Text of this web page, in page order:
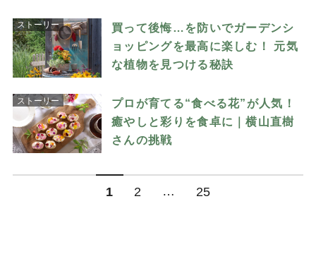
ストーリー
買って後悔…を防いでガーデンシ
ョッピングを最高に楽しむ！ 元気
な植物を見つける秘訣
ストーリー
プロが育てる“食べる花”が人気！
癒やしと彩りを食卓に｜横山直樹
さんの挑戦
1 2 … 25